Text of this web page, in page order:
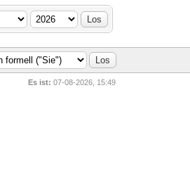
Es ist: 07-08-2026, 15:49